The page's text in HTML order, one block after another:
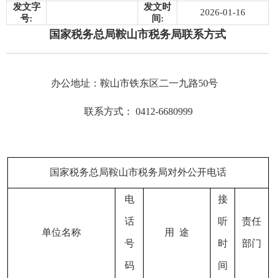
发文字
号:
发文时
间:
2026-01-16
国家税务总局鞍山市税务局联系方式
办公地址：鞍山市铁东区二一九路50号
联系方式： 0412-6680999
国家税务总局鞍山市税务局对外公开电话
单位名称
电
话
号
码
用 途
接
听
时
间
责任
部门